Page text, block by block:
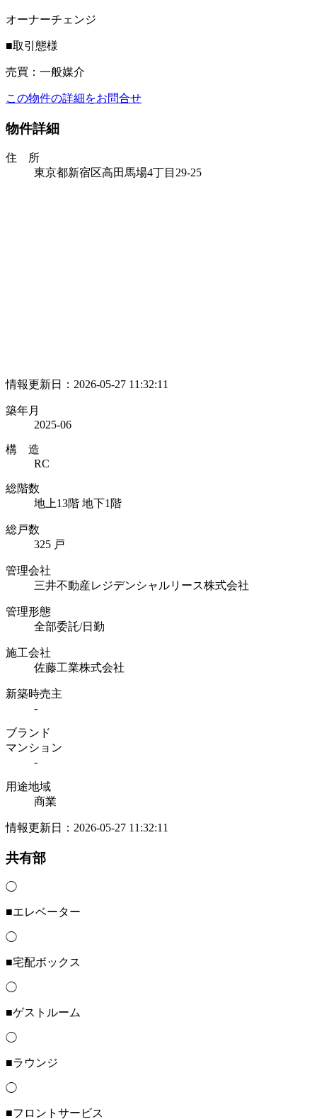
オーナーチェンジ
■取引態様
売買：一般媒介
この物件の詳細をお問合せ
物件詳細
住 所
東京都新宿区高田馬場4丁目29-25
情報更新日：2026-05-27 11:32:11
築年月
2025-06
構 造
RC
総階数
地上13階 地下1階
総戸数
325 戸
管理会社
三井不動産レジデンシャルリース株式会社
管理形態
全部委託/日勤
施工会社
佐藤工業株式会社
新築時売主
-
ブランド
マンション
-
用途地域
商業
情報更新日：2026-05-27 11:32:11
共有部
◯
■エレベーター
◯
■宅配ボックス
◯
■ゲストルーム
◯
■ラウンジ
◯
■フロントサービス